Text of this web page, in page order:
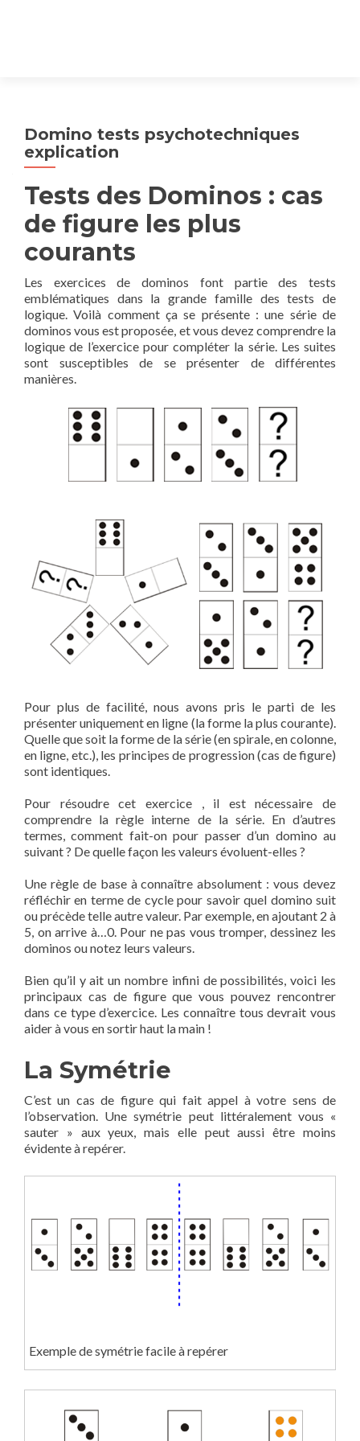
Domino tests psychotechniques
explication
Tests des Dominos : cas
de figure les plus
courants
Les exercices de dominos font partie des tests
emblématiques dans la grande famille des tests de
logique. Voilà comment ça se présente : une série de
dominos vous est proposée, et vous devez comprendre la
logique de l’exercice pour compléter la série. Les suites
sont susceptibles de se présenter de différentes
manières.
Pour plus de facilité, nous avons pris le parti de les
présenter uniquement en ligne (la forme la plus courante).
Quelle que soit la forme de la série (en spirale, en colonne,
en ligne, etc.), les principes de progression (cas de figure)
sont identiques.
Pour résoudre cet exercice , il est nécessaire de
comprendre la règle interne de la série. En d’autres
termes, comment fait-on pour passer d’un domino au
suivant ? De quelle façon les valeurs évoluent-elles ?
Une règle de base à connaître absolument : vous devez
réfléchir en terme de cycle pour savoir quel domino suit
ou précède telle autre valeur. Par exemple, en ajoutant 2 à
5, on arrive à…0. Pour ne pas vous tromper, dessinez les
dominos ou notez leurs valeurs.
Bien qu’il y ait un nombre infini de possibilités, voici les
principaux cas de figure que vous pouvez rencontrer
dans ce type d’exercice. Les connaître tous devrait vous
aider à vous en sortir haut la main !
La Symétrie
C’est un cas de figure qui fait appel à votre sens de
l’observation. Une symétrie peut littéralement vous «
sauter » aux yeux, mais elle peut aussi être moins
évidente à repérer.
Exemple de symétrie facile à repérer